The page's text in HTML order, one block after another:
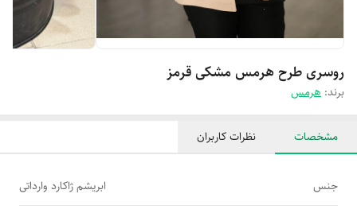
روسری طرح هرمس مشکی قرمز
برند: هرمس
مشخصات نظرات کاربران
جنس ابریشم ژاکارد وارداتی